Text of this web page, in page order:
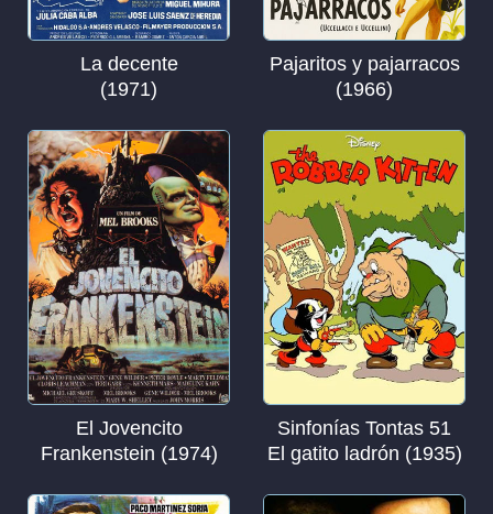
La decente
(1971)
Pajaritos y pajarracos
(1966)
El Jovencito
Frankenstein (1974)
Sinfonías Tontas 51
El gatito ladrón (1935)